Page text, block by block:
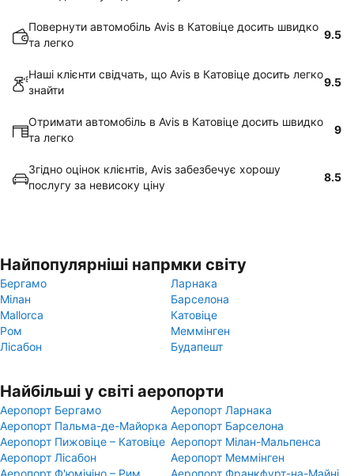
Повернути автомобіль Avis в Катовіце досить швидко
та легко
9.5
Наші клієнти свідчать, що Avis в Катовіце досить легко
знайти
9.5
Отримати автомобіль в Avis в Катовіце досить швидко
та легко
9
Згідно оцінок клієнтів, Avis забезбечує хорошу
послугу за невисоку ціну
8.5
Найпопулярніші напрмки світу
Бергамо
Ларнака
Мілан
Барселона
Mallorca
Катовіце
Ром
Меммінген
Лісабон
Будапешт
Найбільші у світі аеропорти
Аеропорт Бергамо
Аеропорт Ларнака
Аеропорт Пальма-де-Майорка Аеропорт Барселона
Аеропорт Пижовіце – Катовіце Аеропорт Мілан-Мальпенса
Аеропорт Лісабон
Аеропорт Меммінген
Аеропорт Ф'юмічіно – Рим
Аеропорт Франкфурт-на-Майні